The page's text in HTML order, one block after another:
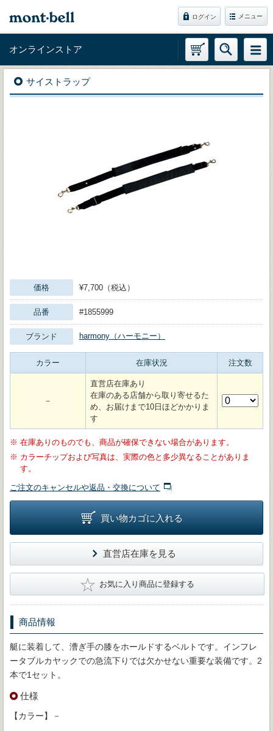
ログイン メニュー
オンラインストア
サイストラップ
価格 ¥7,700（税込）
品番 #1855999
ブランド harmony（ハーモニー）
カラー 在庫状況 注文数
－
直営店在庫あり
在庫のある店舗から取り寄せるた
め、お届けまで10日ほどかかりま
す
※ 在庫ありのものでも、商品が確保できない場合があります。
※ カラーチップおよび写真は、実際の色と多少異なることがありま
す。
ご注文のキャンセルや返品・交換について
買い物カゴに入れる
直営店在庫を見る
★ お気に入り商品に登録する
商品情報
艇に装着して、漕ぎ手の膝をホールドするベルトです。インフレ
ータブルカヤックでの急流下りでは欠かせない重要な装備です。2
本で1セット。
仕様
【カラー】－